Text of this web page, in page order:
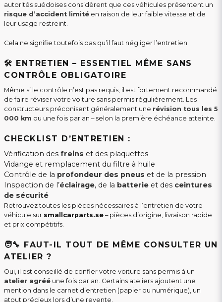
autorités suédoises considèrent que ces véhicules présentent un
risque d’accident limité en raison de leur faible vitesse et de
leur usage restreint.
Cela ne signifie toutefois pas qu’il faut négliger l’entretien.
🛠️ ENTRETIEN – ESSENTIEL MÊME SANS
CONTRÔLE OBLIGATOIRE
Même si le contrôle n’est pas requis, il est fortement recommandé
de faire réviser votre voiture sans permis régulièrement. Les
constructeurs préconisent généralement une révision tous les 5
000 km ou une fois par an – selon la première échéance atteinte.
CHECKLIST D’ENTRETIEN :
Vérification des freins et des plaquettes
Vidange et remplacement du filtre à huile
Contrôle de la profondeur des pneus et de la pression
Inspection de l’éclairage, de la batterie et des ceintures
de sécurité
Retrouvez toutes les pièces nécessaires à l’entretien de votre
véhicule sur smallcarparts.se – pièces d’origine, livraison rapide
et prix compétitifs.
🧑‍🔧 FAUT-IL TOUT DE MÊME CONSULTER UN
ATELIER ?
Oui, il est conseillé de confier votre voiture sans permis à un
atelier agréé une fois par an. Certains ateliers ajoutent une
mention dans le carnet d’entretien (papier ou numérique), un
atout précieux lors d’une revente.